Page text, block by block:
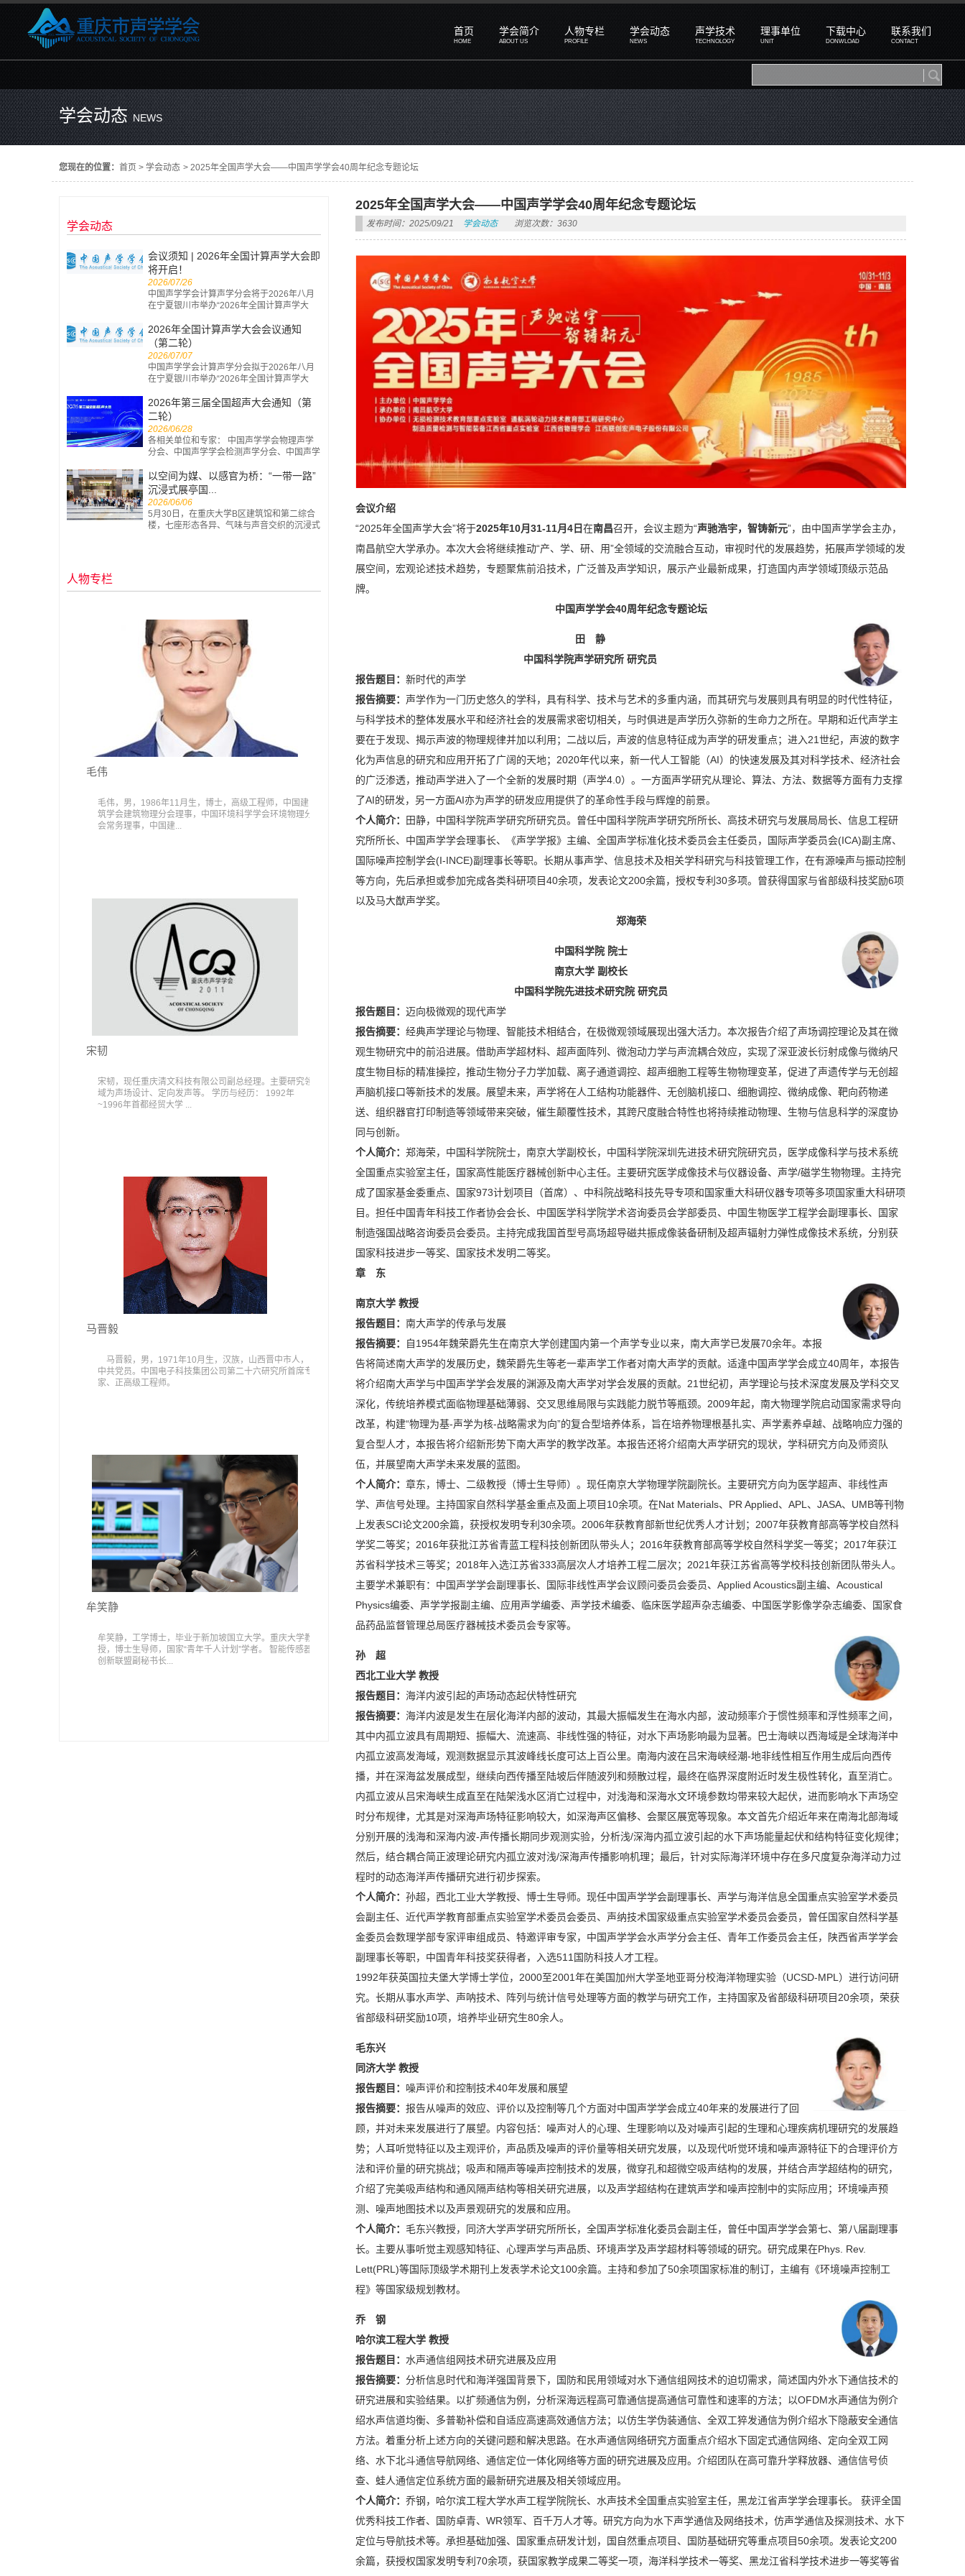
首页
HOME
学会简介
ABOUT US
人物专栏
PROFILE
学会动态
NEWS
声学技术
TECHNOLOGY
理事单位
UNIT
下载中心
DONWLOAD
联系我们
CONTACT
学会动态NEWS
您现在的位置： 首页 > 学会动态 > 2025年全国声学大会——中国声学学会40周年纪念专题论坛
学会动态
会议须知 | 2026年全国计算声学大会即
将开启！
2026/07/26
中国声学学会计算声学分会将于2026年八月
在宁夏银川市举办“2026年全国计算声学大
报...
2026年全国计算声学大会会议通知
（第二轮）
2026/07/07
中国声学学会计算声学分会拟于2026年八月
在宁夏银川市举办“2026年全国计算声学大
和...
2026年第三届全国超声大会通知（第
二轮）
2026/06/28
各相关单位和专家： 中国声学学会物理声学
分会、中国声学学会检测声学分会、中国声学
以空间为媒、以感官为桥：“一带一路”
沉浸式展亭国...
2026/06/06
5月30日，在重庆大学B区建筑馆和第二综合
楼，七座形态各异、气味与声音交织的沉浸式
人物专栏
毛伟
毛伟，男，1986年11月生，博士，高级工程师，中国建
筑学会建筑物理分会理事，中国环境科学学会环境物理分
会常务理事，中国建...
宋韧
宋韧，现任重庆清文科技有限公司副总经理。主要研究领
域为声场设计、定向发声等。 学历与经历： 1992年
~1996年首都经贸大学 ...
马晋毅
马晋毅，男，1971年10月生，汉族，山西晋中市人，
中共党员。中国电子科技集团公司第二十六研究所首席专
家、正高级工程师。
牟笑静
牟笑静，工学博士，毕业于新加坡国立大学。重庆大学教
授，博士生导师，国家“青年千人计划”学者。 智能传感器
创新联盟副秘书长...
2025年全国声学大会——中国声学学会40周年纪念专题论坛
发布时间：2025/09/21 学会动态 浏览次数：3630
会议介绍
“2025年全国声学大会”将于2025年10月31-11月4日在南昌召开，会议主题为“声驰浩宇，智铸新元”，由中国声学学会主办，
南昌航空大学承办。本次大会将继续推动“产、学、研、用”全领域的交流融合互动，审视时代的发展趋势，拓展声学领域的发
展空间，宏观论述技术趋势，专题聚焦前沿技术，广泛普及声学知识，展示产业最新成果，打造国内声学领域顶级示范品
牌。
中国声学学会40周年纪念专题论坛
田 静
中国科学院声学研究所 研究员
报告题目： 新时代的声学
报告摘要： 声学作为一门历史悠久的学科，具有科学、技术与艺术的多重内涵，而其研究与发展则具有明显的时代性特征，
与科学技术的整体发展水平和经济社会的发展需求密切相关，与时俱进是声学历久弥新的生命力之所在。早期和近代声学主
要在于发现、揭示声波的物理规律并加以利用；二战以后，声波的信息特征成为声学的研发重点；进入21世纪，声波的数字
化为声信息的研究和应用开拓了广阔的天地；2020年代以来，新一代人工智能（AI）的快速发展及其对科学技术、经济社会
的广泛渗透，推动声学进入了一个全新的发展时期（声学4.0）。一方面声学研究从理论、算法、方法、数据等方面有力支撑
了AI的研发，另一方面AI亦为声学的研发应用提供了的革命性手段与辉煌的前景。
个人简介：
田静，中国科学院声学研究所研究员。曾任中国科学院声学研究所所长、高技术研究与发展局局长、信息工程研
究所所长、中国声学学会理事长、《声学学报》主编、全国声学标准化技术委员会主任委员，国际声学委员会(ICA)副主席、
国际噪声控制学会(I-INCE)副理事长等职。长期从事声学、信息技术及相关学科研究与科技管理工作，在有源噪声与振动控制
等方向，先后承担或参加完成各类科研项目40余项，发表论文200余篇，授权专利30多项。曾获得国家与省部级科技奖励6项
以及马大猷声学奖。
郑海荣
中国科学院 院士
南京大学 副校长
中国科学院先进技术研究院 研究员
报告题目： 迈向极微观的现代声学
报告摘要： 经典声学理论与物理、智能技术相结合，在极微观领域展现出强大活力。本次报告介绍了声场调控理论及其在微
观生物研究中的前沿进展。借助声学超材料、超声面阵列、微泡动力学与声流耦合效应，实现了深亚波长衍射成像与微纳尺
度生物目标的精准操控，推动生物分子力学加载、离子通道调控、超声细胞工程等生物物理变革，促进了声遗传学与无创超
声脑机接口等新技术的发展。展望未来，声学将在人工结构功能器件、无创脑机接口、细胞调控、微纳成像、靶向药物递
送、组织器官打印制造等领域带来突破，催生颠覆性技术，其跨尺度融合特性也将持续推动物理、生物与信息科学的深度协
同与创新。
个人简介： 郑海荣，中国科学院院士，南京大学副校长，中国科学院深圳先进技术研究院研究员，医学成像科学与技术系统
全国重点实验室主任，国家高性能医疗器械创新中心主任。主要研究医学成像技术与仪器设备、声学/磁学生物物理。主持完
成了国家基金委重点、国家973计划项目（首席）、中科院战略科技先导专项和国家重大科研仪器专项等多项国家重大科研项
目。担任中国青年科技工作者协会会长、中国医学科学院学术咨询委员会学部委员、中国生物医学工程学会副理事长、国家
制造强国战略咨询委员会委员。主持完成我国首型号高场超导磁共振成像装备研制及超声辐射力弹性成像技术系统，分别获
国家科技进步一等奖、国家技术发明二等奖。
章 东
南京大学 教授
报告题目： 南大声学的传承与发展
报告摘要：
自1954年魏荣爵先生在南京大学创建国内第一个声学专业以来，南大声学已发展70余年。本报
告将简述南大声学的发展历史，魏荣爵先生等老一辈声学工作者对南大声学的贡献。适逢中国声学学会成立40周年，本报告
将介绍南大声学与中国声学学会发展的渊源及南大声学对学会发展的贡献。21世纪初，声学理论与技术深度发展及学科交叉
深化，传统培养模式面临物理基础薄弱、交叉思维局限与实践能力脱节等瓶颈。2009年起，南大物理学院启动国家需求导向
改革，构建“物理为基-声学为核-战略需求为向”的复合型培养体系，旨在培养物理根基扎实、声学素养卓越、战略响应力强的
复合型人才，本报告将介绍新形势下南大声学的教学改革。本报告还将介绍南大声学研究的现状，学科研究方向及师资队
伍，并展望南大声学未来发展的蓝图。
个人简介： 章东，博士、二级教授（博士生导师）。现任南京大学物理学院副院长。主要研究方向为医学超声、非线性声
学、声信号处理。主持国家自然科学基金重点及面上项目10余项。在Nat Materials、PR Applied、APL、JASA、UMB等刊物
上发表SCI论文200余篇，获授权发明专利30余项。2006年获教育部新世纪优秀人才计划；2007年获教育部高等学校自然科
学奖二等奖；2016年获批江苏省青蓝工程科技创新团队带头人；2016年获教育部高等学校自然科学奖一等奖；2017年获江
苏省科学技术三等奖；2018年入选江苏省333高层次人才培养工程二层次；2021年获江苏省高等学校科技创新团队带头人。
主要学术兼职有：中国声学学会副理事长、国际非线性声学会议顾问委员会委员、Applied Acoustics副主编、Acoustical
Physics编委、声学学报副主编、应用声学编委、声学技术编委、临床医学超声杂志编委、中国医学影像学杂志编委、国家食
品药品监督管理总局医疗器械技术委员会专家等。
孙 超
西北工业大学 教授
报告题目： 海洋内波引起的声场动态起伏特性研究
报告摘要： 海洋内波是发生在层化海洋内部的波动，其最大振幅发生在海水内部，波动频率介于惯性频率和浮性频率之间，
其中内孤立波具有周期短、振幅大、流速高、非线性强的特征，对水下声场影响最为显著。巴士海峡以西海域是全球海洋中
内孤立波高发海域，观测数据显示其波峰线长度可达上百公里。南海内波在吕宋海峡经潮-地非线性相互作用生成后向西传
播，并在深海盆发展成型，继续向西传播至陆坡后伴随波列和频散过程，最终在临界深度附近时发生极性转化，直至消亡。
内孤立波从吕宋海峡生成直至在陆架浅水区消亡过程中，对浅海和深海水文环境参数均带来较大起伏，进而影响水下声场空
时分布规律，尤其是对深海声场特征影响较大，如深海声区偏移、会聚区展宽等现象。本文首先介绍近年来在南海北部海域
分别开展的浅海和深海内波-声传播长期同步观测实验，分析浅/深海内孤立波引起的水下声场能量起伏和结构特征变化规律；
然后，结合耦合简正波理论研究内孤立波对浅/深海声传播影响机理；最后，针对实际海洋环境中存在多尺度复杂海洋动力过
程时的动态海洋声传播研究进行初步探索。
个人简介： 孙超，西北工业大学教授、博士生导师。现任中国声学学会副理事长、声学与海洋信息全国重点实验室学术委员
会副主任、近代声学教育部重点实验室学术委员会委员、声纳技术国家级重点实验室学术委员会委员，曾任国家自然科学基
金委员会数理学部专家评审组成员、特邀评审专家，中国声学学会水声学分会主任、青年工作委员会主任，陕西省声学学会
副理事长等职，中国青年科技奖获得者，入选511国防科技人才工程。
1992年获英国拉夫堡大学博士学位，2000至2001年在美国加州大学圣地亚哥分校海洋物理实验（UCSD-MPL）进行访问研
究。长期从事水声学、声呐技术、阵列与统计信号处理等方面的教学与研究工作，主持国家及省部级科研项目20余项，荣获
省部级科研奖励10项，培养毕业研究生80余人。
毛东兴
同济大学 教授
报告题目： 噪声评价和控制技术40年发展和展望
报告摘要： 报告从噪声的效应、评价以及控制等几个方面对中国声学学会成立40年来的发展进行了回
顾，并对未来发展进行了展望。内容包括：噪声对人的心理、生理影响以及对噪声引起的生理和心理疾病机理研究的发展趋
势；人耳听觉特征以及主观评价，声品质及噪声的评价量等相关研究发展，以及现代听觉环境和噪声源特征下的合理评价方
法和评价量的研究挑战；吸声和隔声等噪声控制技术的发展，微穿孔和超微空吸声结构的发展，并结合声学超结构的研究，
介绍了完美吸声结构和通风隔声结构等相关研究进展，以及声学超结构在建筑声学和噪声控制中的实际应用；环境噪声预
测、噪声地图技术以及声景观研究的发展和应用。
个人简介： 毛东兴教授，同济大学声学研究所所长，全国声学标准化委员会副主任，曾任中国声学学会第七、第八届副理事
长。主要从事听觉主观感知特征、心理声学与声品质、环境声学及声学超材料等领域的研究。研究成果在Phys. Rev.
Lett(PRL)等国际顶级学术期刊上发表学术论文100余篇。主持和参加了50余项国家标准的制订，主编有《环境噪声控制工
程》等国家级规划教材。
乔 钢
哈尔滨工程大学 教授
报告题目： 水声通信组网技术研究进展及应用
报告摘要： 分析信息时代和海洋强国背景下，国防和民用领域对水下通信组网技术的迫切需求，简述国内外水下通信技术的
研究进展和实验结果。以扩频通信为例，分析深海远程高可靠通信提高通信可靠性和速率的方法；以OFDM水声通信为例介
绍水声信道均衡、多普勒补偿和自适应高速高效通信方法；以仿生学伪装通信、全双工猝发通信为例介绍水下隐蔽安全通信
方法。着重分析上述方向的关键问题和解决思路。在水声通信网络研究方面重点介绍水下固定式通信网络、定向全双工网
络、水下北斗通信导航网络、通信定位一体化网络等方面的研究进展及应用。介绍团队在高可靠升学释放器、通信信号侦
查、蛙人通信定位系统方面的最新研究进展及相关领域应用。
个人简介： 乔钢，哈尔滨工程大学水声工程学院院长、水声技术全国重点实验室主任，黑龙江省声学学会理事长。 获评全国
优秀科技工作者、国防卓青、WR领军、百千万人才等。研究方向为水下声学通信及网络技术，仿声学通信及探测技术、水下
定位与导航技术等。承担基础加强、国家重点研发计划，国自然重点项目、国防基础研究等重点项目50余项。发表论文200
余篇，获授权国家发明专利70余项，获国家教学成果二等奖一项，海洋科学技术一等奖、黑龙江省科学技术进步一等奖等省